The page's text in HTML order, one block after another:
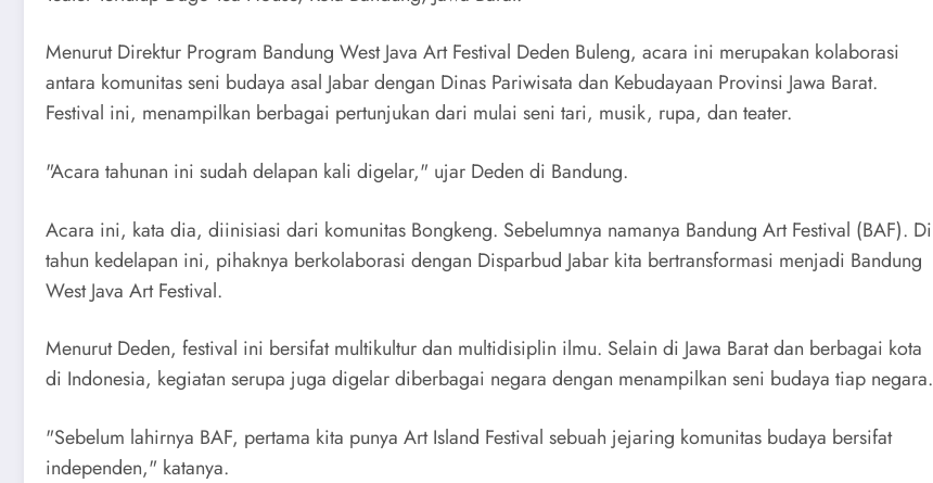
Menurut Direktur Program Bandung West Java Art Festival Deden Buleng, acara ini merupakan kolaborasi
antara komunitas seni budaya asal Jabar dengan Dinas Pariwisata dan Kebudayaan Provinsi Jawa Barat.
Festival ini, menampilkan berbagai pertunjukan dari mulai seni tari, musik, rupa, dan teater.
"Acara tahunan ini sudah delapan kali digelar," ujar Deden di Bandung.
Acara ini, kata dia, diinisiasi dari komunitas Bongkeng. Sebelumnya namanya Bandung Art Festival (BAF). Di
tahun kedelapan ini, pihaknya berkolaborasi dengan Disparbud Jabar kita bertransformasi menjadi Bandung
West Java Art Festival.
Menurut Deden, festival ini bersifat multikultur dan multidisiplin ilmu. Selain di Jawa Barat dan berbagai kota
di Indonesia, kegiatan serupa juga digelar diberbagai negara dengan menampilkan seni budaya tiap negara.
"Sebelum lahirnya BAF, pertama kita punya Art Island Festival sebuah jejaring komunitas budaya bersifat
independen," katanya.